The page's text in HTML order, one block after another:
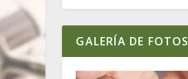
GALERÍA DE FOTOS